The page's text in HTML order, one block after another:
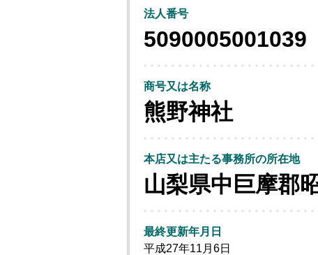
法人番号
5090005001039
商号又は名称
熊野神社
本店又は主たる事務所の所在地
山梨県中巨摩郡
最終更新年月日
平成27年11月6日